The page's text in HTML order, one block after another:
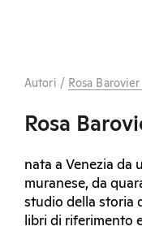
Autori / Rosa
Rosa
nata a Venezia da
muranese, da
studio della storia
libri di riferimento